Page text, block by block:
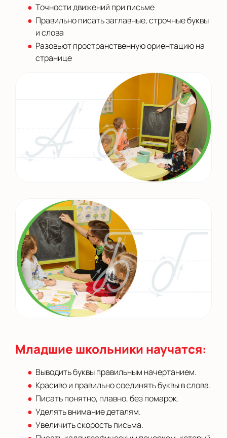
Точности движений при письме
Правильно писать заглавные, строчные буквы
и слова
Разовьют пространственную ориентацию на
странице
Младшие школьники научатся:
Выводить буквы правильным начертанием.
Красиво и правильно соединять буквы в слова.
Писать понятно, плавно, без помарок.
Уделять внимание деталям.
Увеличить скорость письма.